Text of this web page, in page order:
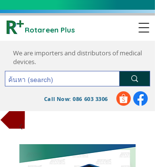
Rotareen Plus
We are importers and distributors of medical
devices.
Call Now: 086 603 3306